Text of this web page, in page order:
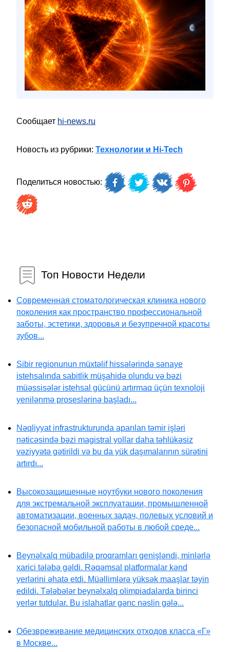
Сообщает hi-news.ru
Новость из рубрики: Технологии и Hi-Tech
Поделиться новостью:
Топ Новости Недели
Современная стоматологическая клиника нового
поколения как пространство профессиональной
заботы, эстетики, здоровья и безупречной красоты
зубов...
Sibir regionunun müxtəlif hissələrində sənaye
istehsalında sabitlik müşahidə olundu və bəzi
müəssisələr istehsal gücünü artırmaq üçün texnoloji
yenilənmə proseslərinə başladı...
Nəqliyyat infrastrukturunda aparılan təmir işləri
nəticəsində bəzi magistral yollar daha təhlükəsiz
vəziyyətə gətirildi və bu da yük daşımalarının sürətini
artırdı...
Высокозащищенные ноутбуки нового поколения
для экстремальной эксплуатации, промышленной
автоматизации, военных задач, полевых условий и
безопасной мобильной работы в любой среде...
Beynəlxalq mübadilə proqramları genişləndi, minlərlə
xarici tələbə gəldi. Rəqəmsal platformalar kənd
yerlərini əhatə etdi. Müəllimlərə yüksək maaşlar təyin
edildi. Tələbələr beynəlxalq olimpiadalarda birinci
yerlər tutdular. Bu islahatlar gənc nəslin gələ...
Обезвреживание медицинских отходов класса «Г»
в Москве...